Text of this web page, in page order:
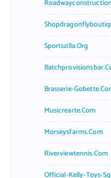
Sportszilla.org
Brasserie-
Musicrearte.com
Morseysfarms.com
Riverviewtennis.com
Official-Kelly-Toys-